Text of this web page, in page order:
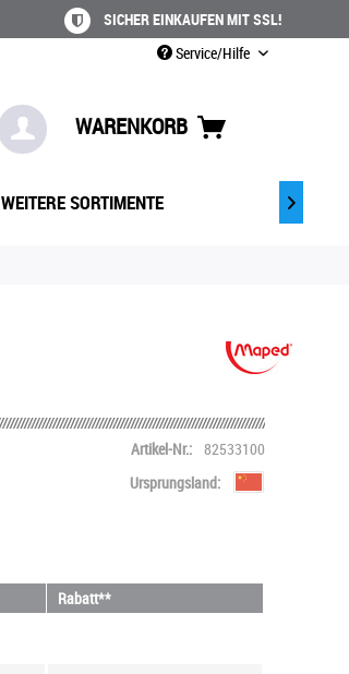
SICHER EINKAUFEN MIT SSL!
Service/Hilfe
WARENKORB
WEITERE SORTIMENTE 
Artikel-Nr.: 82533100
Ursprungsland:
Rabatt**